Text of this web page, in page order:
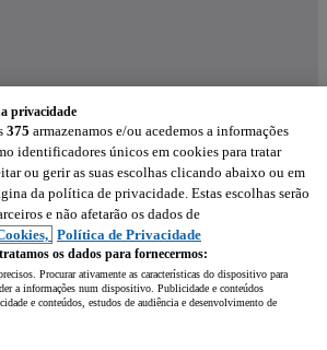
a aplicação
privacidade
375 armazenamos e/ou acedemos a informações
identificadores únicos em cookies para tratar
ou gerir as suas escolhas clicando abaixo ou em
da política de privacidade. Estas escolhas serão
e não afetarão os dados de
Política de Privacidade
os dados para fornecermos:
Procurar ativamente as características do dispositivo para
a informações num dispositivo. Publicidade e conteúdos
e conteúdos, estudos de audiência e desenvolvimento de